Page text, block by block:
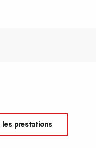
les prestations